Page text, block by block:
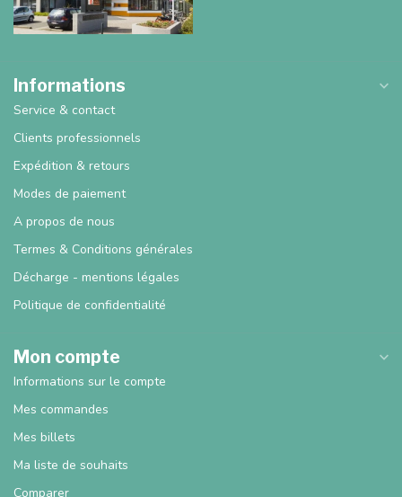
Informations
Service & contact
Clients professionnels
Expédition & retours
Modes de paiement
A propos de nous
Termes & Conditions générales
Décharge - mentions légales
Politique de confidentialité
Mon compte
Informations sur le compte
Mes commandes
Mes billets
Ma liste de souhaits
Comparer